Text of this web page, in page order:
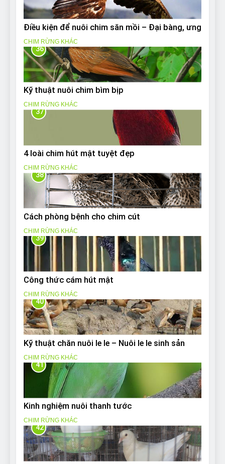
Điều kiện để nuôi chim săn mồi – Đại bàng, ưng
CHIM RỪNG KHÁC
36
Kỹ thuật nuôi chim bìm bịp
CHIM RỪNG KHÁC
37
4 loài chim hút mật tuyệt đẹp
CHIM RỪNG KHÁC
38
Cách phòng bệnh cho chim cút
CHIM RỪNG KHÁC
39
Công thức cám hút mật
CHIM RỪNG KHÁC
40
Kỹ thuật chăn nuôi le le – Nuôi le le sinh sản
CHIM RỪNG KHÁC
41
Kinh nghiệm nuôi thanh tước
CHIM RỪNG KHÁC
42